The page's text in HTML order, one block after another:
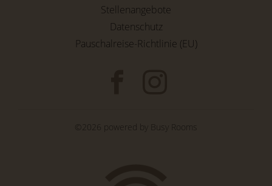
Stellenangebote
Datenschutz
Pauschalreise-Richtlinie (EU)
©2026 powered by Busy Rooms